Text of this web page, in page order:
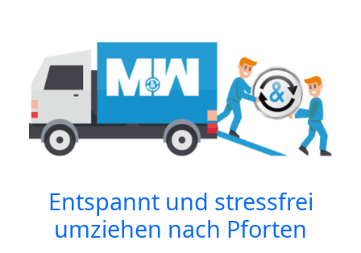
Entspannt und stressfrei
umziehen nach Pforten